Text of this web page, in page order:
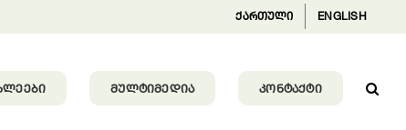
ქართული ENGLISH
ᲛᲣᲚᲢᲘᲛᲔᲓᲘᲐ ᲙᲝᲜᲢᲐᲥᲢᲘ